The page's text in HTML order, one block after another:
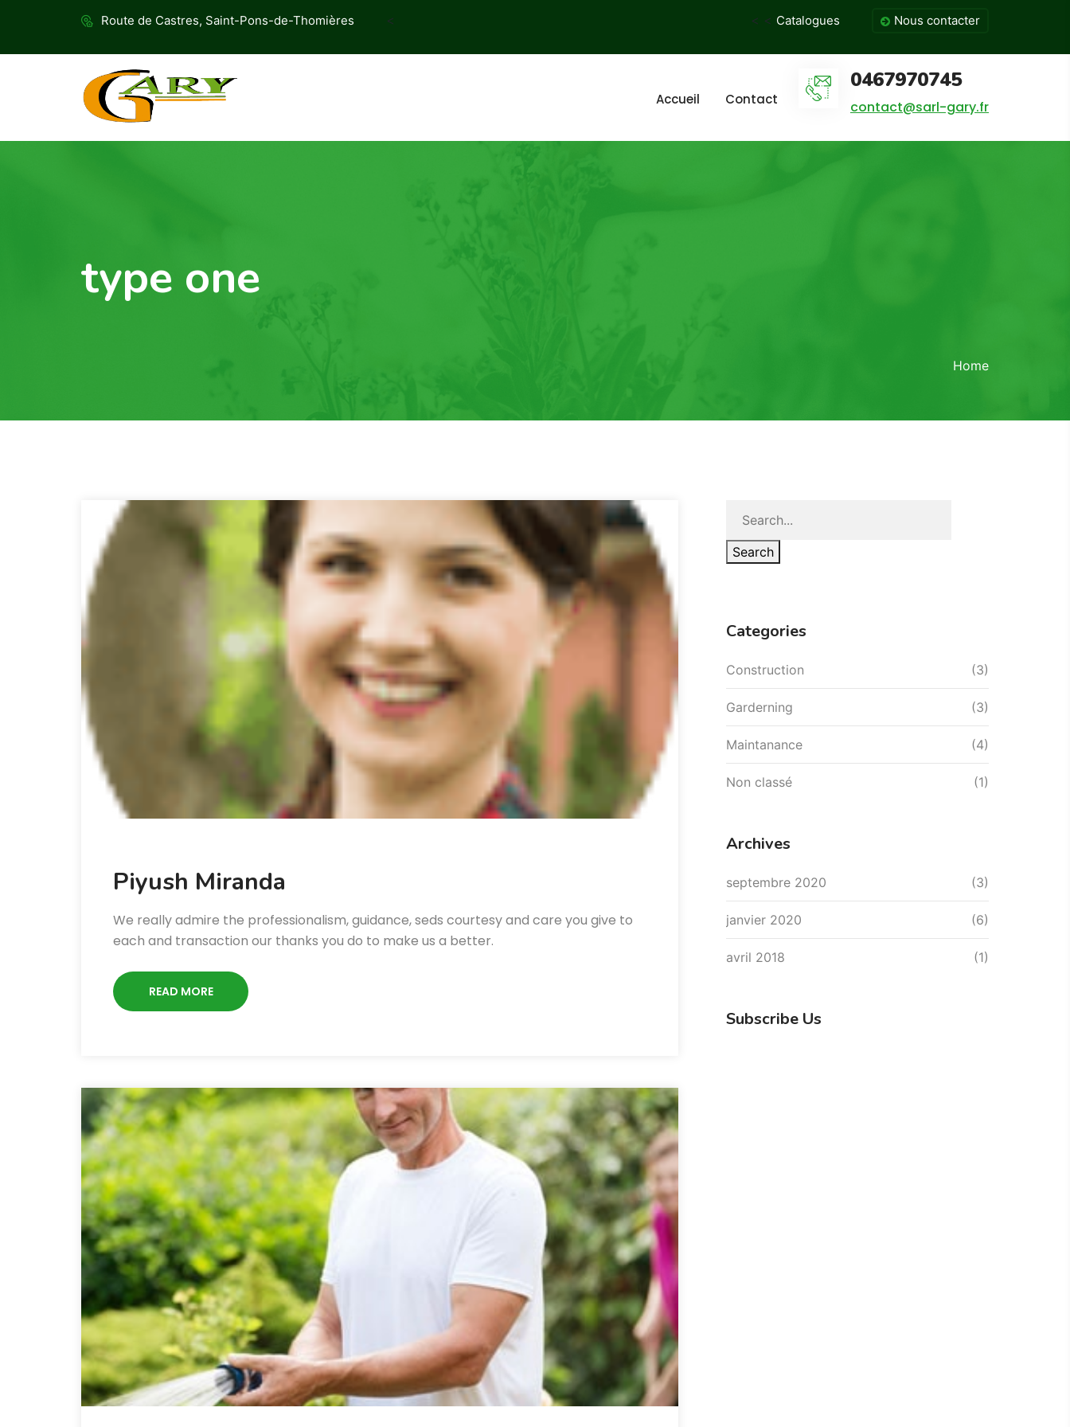
Route de Castres, Saint-Pons-de-Thomières < < < Catalogues Nous contacter
Accueil Contact
0467970745
contact@sarl-gary.fr
type one
Home
Piyush Miranda
We really admire the professionalism, guidance, seds courtesy and care you give to
each and transaction our thanks you do to make us a better.
READ MORE
Search
Categories
Construction (3)
Garderning (3)
Maintanance (4)
Non classé (1)
Archives
septembre 2020 (3)
janvier 2020 (6)
avril 2018 (1)
Subscribe Us